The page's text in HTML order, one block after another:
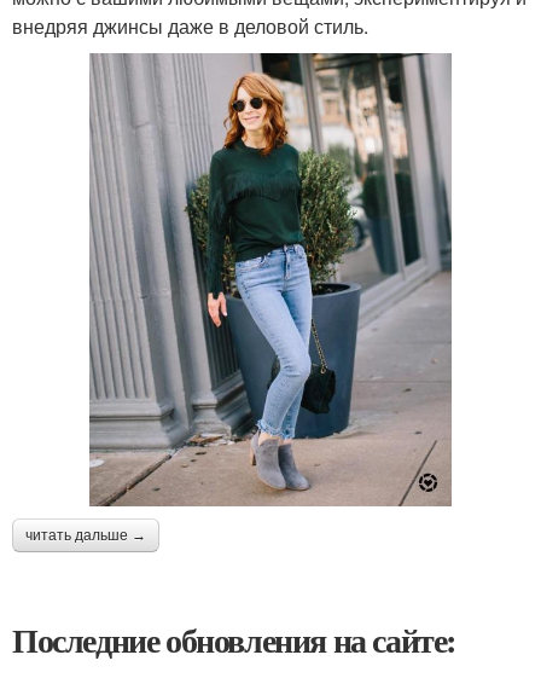
внедряя джинсы даже в деловой стиль.
читать дальше →
Последние обновления на сайте: